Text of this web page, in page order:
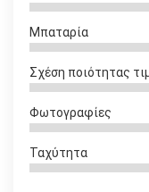
Μπαταρία
Σχέση ποιότητας
Φωτογραφίες
Ταχύτητα